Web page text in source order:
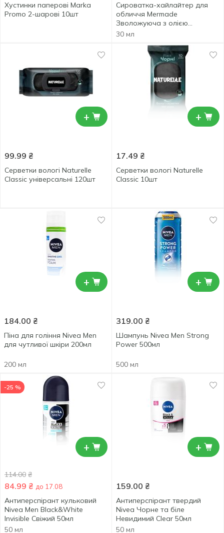
Хустинки паперові Marka
Promo 2-шарові 10шт
Сироватка-хайлайтер для
обличчя Mermade
Зволожуюча з олією
авокадо, гідролізованим
30 мл
+
99.99 ₴
Серветки вологі Naturelle
Classic універсальні 120шт
+
17.49 ₴
Серветки вологі Naturelle
Classic 10шт
+
184.00 ₴
Піна для гоління Nivea Men
для чутливої шкіри 200мл
200 мл
+
319.00 ₴
Шампунь Nivea Men Strong
Power 500мл
500 мл
+
-25 %
114.00 ₴
84.99 ₴ до 17.08
Антиперспірант кульковий
Nivea Men Black&White
Invisible Свіжий 50мл
50 мл
+
159.00 ₴
Антиперспірант твердий
Nivea Чорне та біле
Невидимий Clear 50мл
50 мл